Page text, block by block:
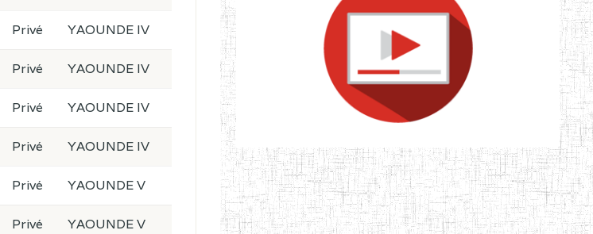
Privé YAOUNDE IV
Privé YAOUNDE IV
Privé YAOUNDE IV
Privé YAOUNDE IV
Privé YAOUNDE V
Privé YAOUNDE V